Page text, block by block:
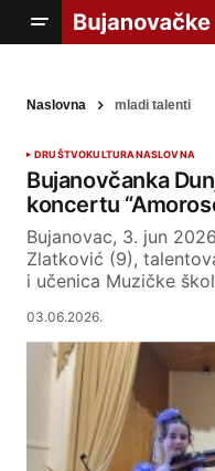
Naslovna mladi talenti
DRUŠTVOKULTURANASLOVNA
Bujanovčanka
koncertu
Bujanovac, 3. jun
Zlatković (9),
i učenica Muzičke
03.06.2026.